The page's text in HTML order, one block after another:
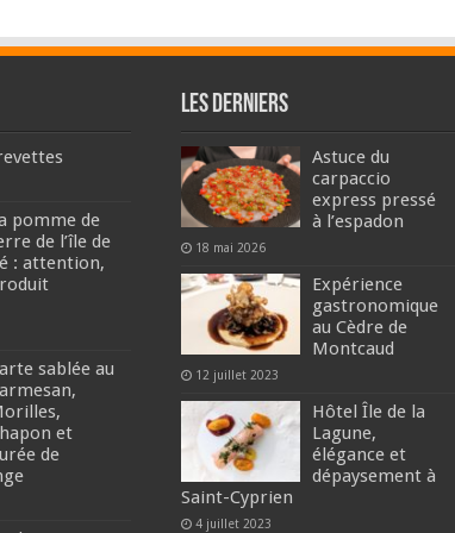
pomme de
de l’île de
: attention,
sablée au
et
de
Les derniers
Astuce du
carpaccio
express pressé
à l’espadon
18 mai 2026
Expérience
gastronomique
au Cèdre de
Montcaud
12 juillet 2023
Hôtel Île de la
Lagune,
élégance et
dépaysement à
Saint-Cyprien
4 juillet 2023